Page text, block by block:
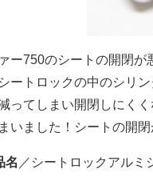
ー750のシートの開閉が
ートロックの中のシリ
ってしまい開閉しにく
いました！シートの開
名 ／シートロックアルミ